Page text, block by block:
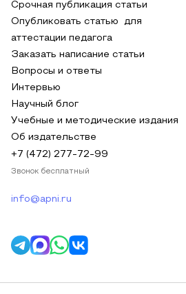
Срочная публикация статьи
Опубликовать статью для
аттестации педагога
Заказать написание статьи
Вопросы и ответы
Интервью
Научный блог
Учебные и методические издания
Об издательстве
+7 (472) 277-72-99
Звонок бесплатный
info@apni.ru